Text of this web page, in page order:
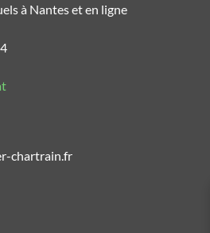
à Nantes et en ligne
chartrain.fr